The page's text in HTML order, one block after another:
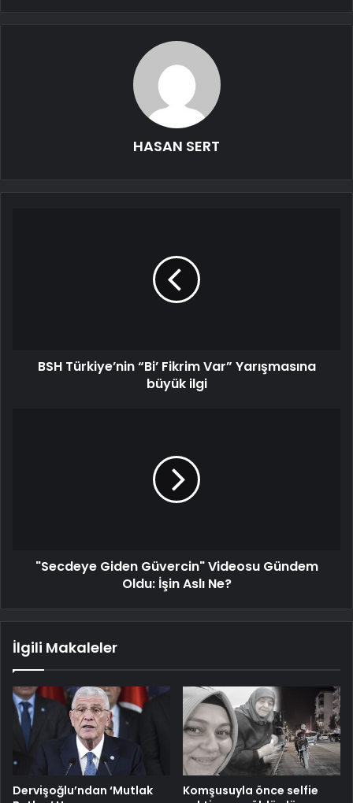
HASAN SERT
BSH Türkiye’nin “Bi’ Fikrim Var” Yarışmasına
büyük ilgi
"Secdeye Giden Güvercin" Videosu Gündem
Oldu: İşin Aslı Ne?
İlgili Makaleler
Dervişoğlu’ndan ‘Mutlak
Komşusuyla önce selfie